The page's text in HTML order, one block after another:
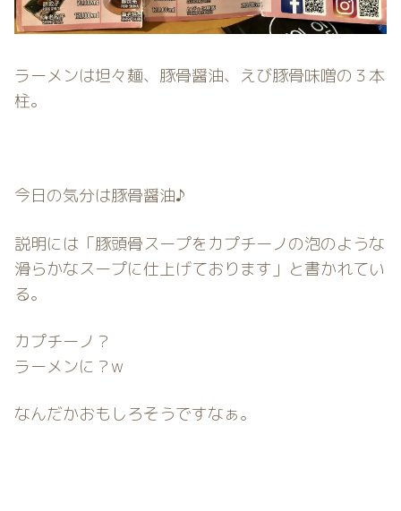
ラーメンは坦々麺、豚骨醤油、えび豚骨味噌の３本
柱。
今日の気分は豚骨醤油♪
説明には「豚頭骨スープをカプチーノの泡のような
滑らかなスープに仕上げております」と書かれてい
る。
カプチーノ？
ラーメンに？w
なんだかおもしろそうですなぁ。